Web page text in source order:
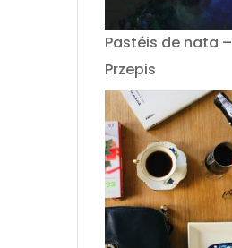
Pastéis de nata –
Przepis